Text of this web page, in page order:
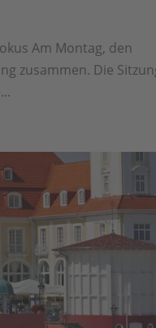
Am Montag, den
zusammen. Die